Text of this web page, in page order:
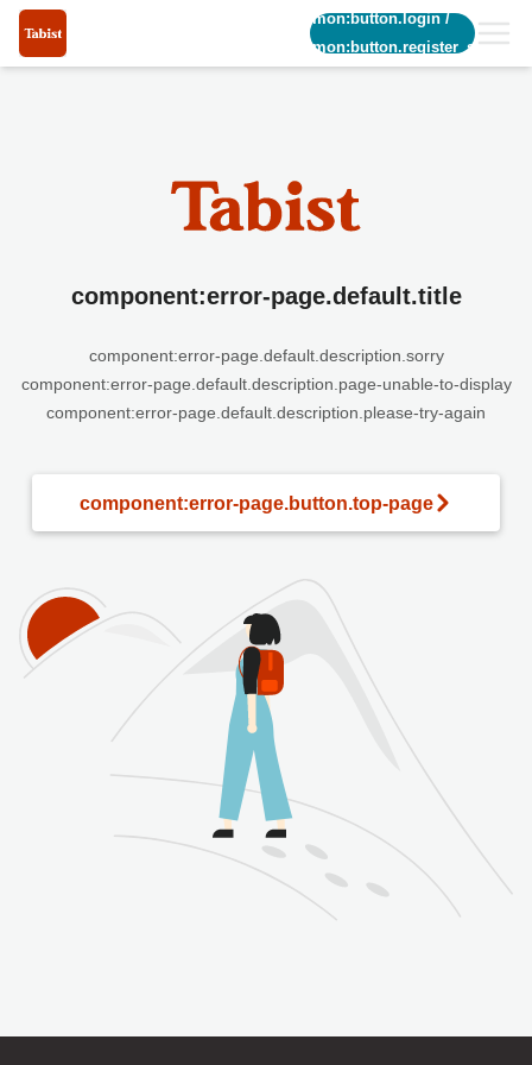
common:button.login/
common:button.register_short
component:error-page.default.title
component:error-page.default.description.sorry
component:error-page.default.description.page-unable-to-display
component:error-page.default.description.please-try-again
component:error-page.button.top-page